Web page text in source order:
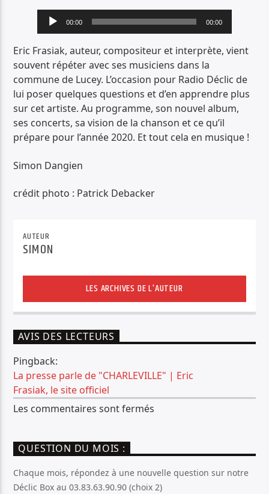
PISTE ACTUELLE
TITRE
ARTISTE
Radio Déclic
Lecteur
audio
00:00 00:00
Eric Frasiak, auteur, compositeur et interprète, vient
souvent répéter avec ses musiciens dans la
commune de Lucey. L’occasion pour Radio Déclic de
lui poser quelques questions et d’en apprendre plus
sur cet artiste. Au programme, son nouvel album,
ses concerts, sa vision de la chanson et ce qu’il
prépare pour l’année 2020. Et tout cela en musique !
Simon Dangien
crédit photo : Patrick Debacker
AUTEUR
SIMON
LES ARCHIVES DE L'AUTEUR
AVIS DES LECTEURS
Pingback:
La presse parle de "CHARLEVILLE" | Eric
Frasiak, le site officiel
Les commentaires sont fermés
QUESTION DU MOIS :
Chaque mois, répondez à une nouvelle question sur notre
Déclic Box au 03.83.63.90.90 (choix 2)